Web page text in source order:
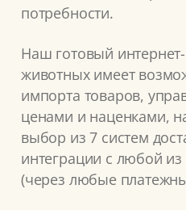
потребности.
Наш готовый
животных имеет
импорта товаров,
ценами и наценками,
выбор из 7 систем
интеграции с любой
(через любые